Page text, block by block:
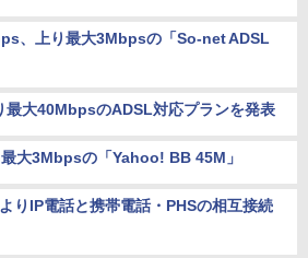
、上り最大3Mbpsの「So-net ADSL
最大40MbpsのADSL対応プランを発表
大3Mbpsの「Yahoo! BB 45M」
りIP電話と携帯電話・PHSの相互接続